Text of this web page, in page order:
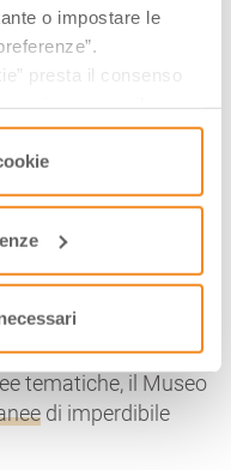
o impostare le
presta il consenso
cookie necessari” e
necessari al corretto
14 – Bologna (BO)
della
istituzione a cui
poggiano le basi della
, che si
tematiche, il Museo
di imperdibile